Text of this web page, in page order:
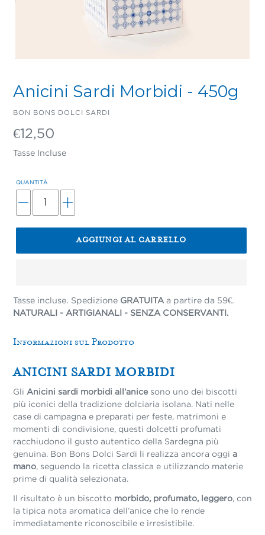
Anicini Sardi Morbidi - 450g
VENDITORE
BON BONS DOLCI SARDI
Prezzo
di
listino
€12,50
Tasse Incluse
QUANTITÀ
AGGIUNGI AL CARRELLO
Tasse incluse. Spedizione GRATUITA a partire da 59€.
NATURALI - ARTIGIANALI - SENZA CONSERVANTI.
Informazioni sul Prodotto
ANICINI SARDI MORBIDI
Gli Anicini sardi morbidi all’anice sono uno dei biscotti
più iconici della tradizione dolciaria isolana. Nati nelle
case di campagna e preparati per feste, matrimoni e
momenti di condivisione, questi dolcetti profumati
racchiudono il gusto autentico della Sardegna più
genuina. Bon Bons Dolci Sardi li realizza ancora oggi a
mano , seguendo la ricetta classica e utilizzando materie
prime di qualità selezionata.
Il risultato è un biscotto morbido, profumato, leggero , con
la tipica nota aromatica dell’anice che lo rende
immediatamente riconoscibile e irresistibile.